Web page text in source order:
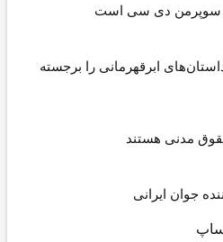
دی سی است
ابرقهرمانی را برجسته
هستند
ایرانی